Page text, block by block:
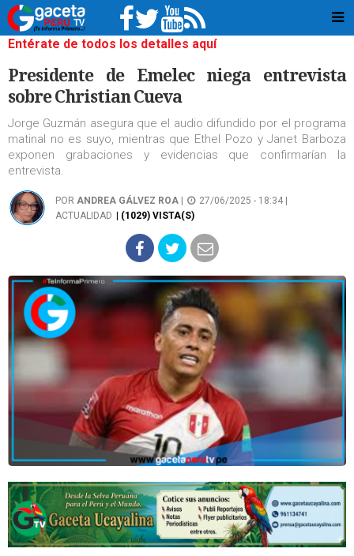
Entérate de todos los detalles aquí
Presidente de Emelec niega entrevista
sobre Christian Cueva
Jorge Guzmán asegura que el audio difundido por el programa
matinal no es suyo, mientras que Ethel Pozo y Janet Barboza
exponen grabaciones y evidencias que confirmarían la
entrevista.
POR ANDREA GÁLVEZ ROA
27/06/2025 - 18:34 |
ACTUALIDAD
| (1029) VISTA(S)